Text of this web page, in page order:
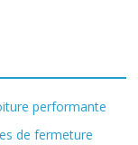
performante
de fermeture